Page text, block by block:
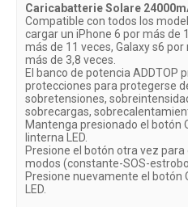
Caricabatterie Solare
Compatible con todos los
cargar un iPhone 6 por más de
más de 11 veces, Galaxy s6
más de 3,8 veces.
El banco de potencia ADDTOP
protecciones para protegerse
sobretensiones,
sobrecargas,
Mantenga presionado el botón
linterna LED.
Presione el botón otra vez
modos (constante-SOS-
Presione nuevamente el botón
LED.